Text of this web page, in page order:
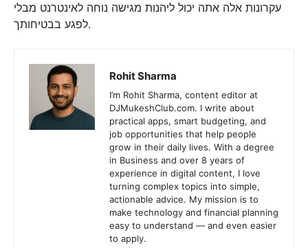
עקרונות אלה אתה יכול ליהנות מגישה נוחה לאינטרנט מבלי
לפגע בבטיחותך.
Rohit Sharma
I’m Rohit Sharma, content editor at
DJMukeshClub.com. I write about
practical apps, smart budgeting, and
job opportunities that help people
grow in their daily lives. With a degree
in Business and over 8 years of
experience in digital content, I love
turning complex topics into simple,
actionable advice. My mission is to
make technology and financial planning
easy to understand — and even easier
to apply.